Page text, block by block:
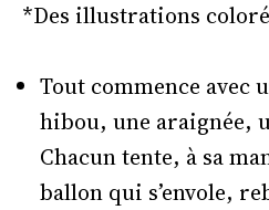
*Des illustrations
Tout commence avec
hibou, une araignée,
Chacun tente, à sa
ballon qui s’envole,